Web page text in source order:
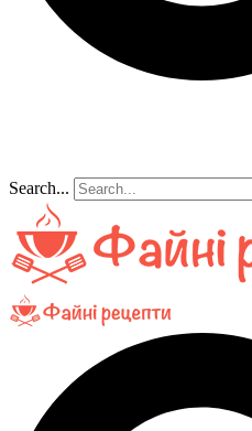
Search...